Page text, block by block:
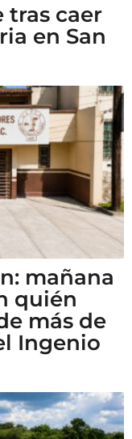
tras caer
en San
mañana
quién
más de
Ingenio